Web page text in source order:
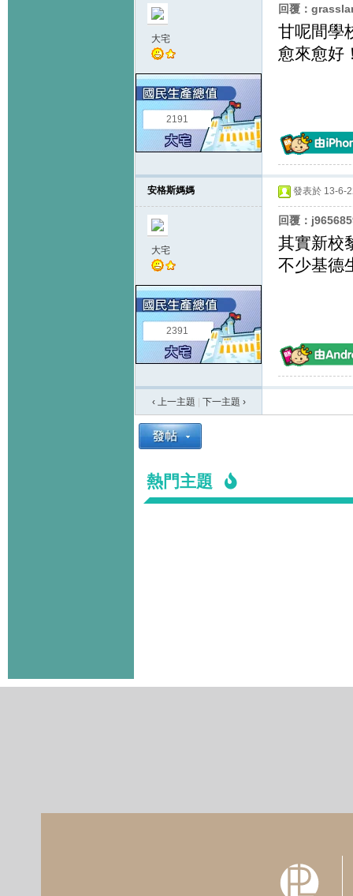
大宅
2191
回覆：
甘呢間學
愈來愈好
安格斯媽媽
大宅
2391
發表於 13-6-
回覆：
其實新校
不少基德
‹ 上一主題 下一主題 ›
熱門主題